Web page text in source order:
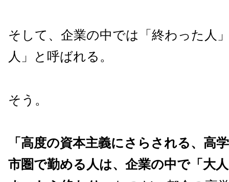
そして、企業の中では「終わった人
人」と呼ばれる。
そう。
「高度の資本主義にさらされる、高
市圏で勤める人は、企業の中で「大